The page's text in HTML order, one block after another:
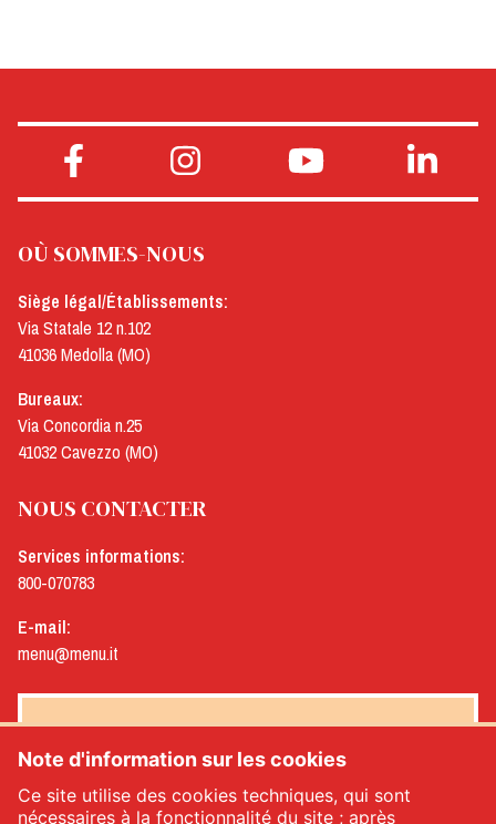
OÙ SOMMES-NOUS
Siège légal/Établissements:
Via Statale 12 n.102
41036 Medolla (MO)
Bureaux:
Via Concordia n.25
41032 Cavezzo (MO)
NOUS CONTACTER
Services informations:
800-070783
E-mail:
menu@menu.it
NEWSLETTER MENÙ
Note d'information sur les cookies
Ce site utilise des cookies techniques, qui sont
nécessaires à la fonctionnalité du site ; après